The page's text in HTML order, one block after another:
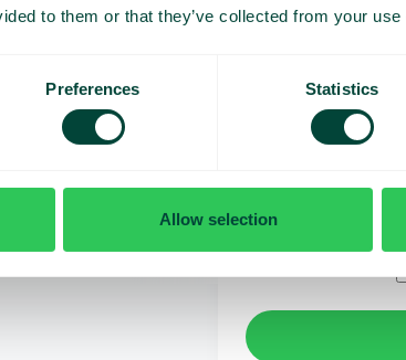
to them or that they’ve collected from your
Preferences Statistics
Allow selection
Olen